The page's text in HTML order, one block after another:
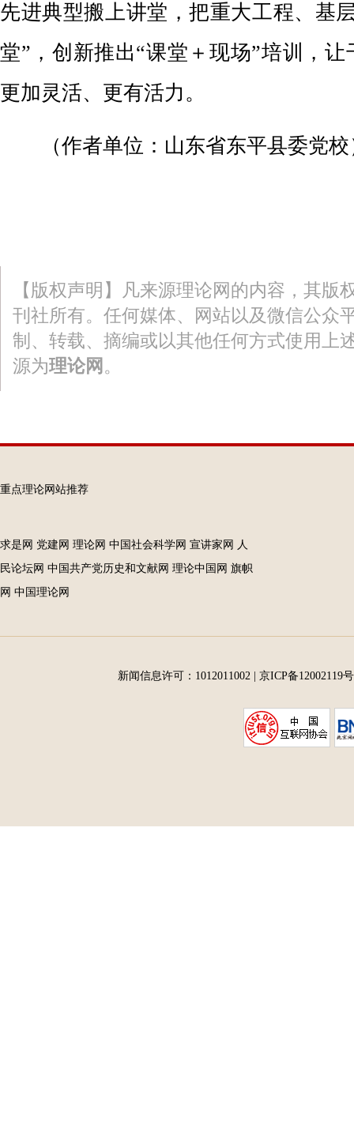
先进典型搬上讲堂，把重大工程、基
堂”，创新推出“课堂＋现场”培训，
更加灵活、更有活力。
（作者单位：山东省东平县委党校
【版权声明】凡来源理论网的内容，其版
刊社所有。任何媒体、网站以及微信公众
制、转载、摘编或以其他任何方式使用上
源为理论网 。
重点理论网站推荐
求是网 党建网 理论网 中国社会科学网 宣讲家网 人
民论坛网 中国共产党历史和文献网 理论中国网 旗帜
网 中国理论网
新闻信息许可：1012011002 京ICP备12002119号